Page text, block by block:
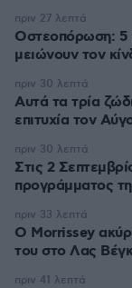
Οστεοπόρωση: 5
μειώνουν τον
πριν 27 λεπτά
Αυτά τα τρία
επιτυχία τον
πριν 30 λεπτά
Στις 2
προγράμματος
πριν 30 λεπτά
Ο Morrissey
του στο Λας
πριν 33 λεπτά
πριν 41 λεπτά